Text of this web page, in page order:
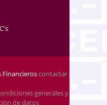
Financieroscontactar
generales y
de datos